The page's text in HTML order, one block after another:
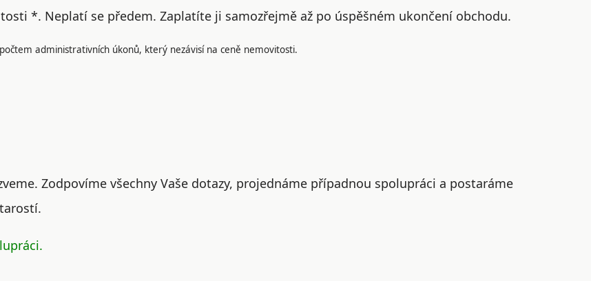
*. Neplatí se předem. Zaplatíte ji samozřejmě až po úspěšném ukončení obchodu.
administrativních úkonů, který nezávisí na ceně nemovitosti.
Zodpovíme všechny Vaše dotazy, projednáme případnou spolupráci a postaráme